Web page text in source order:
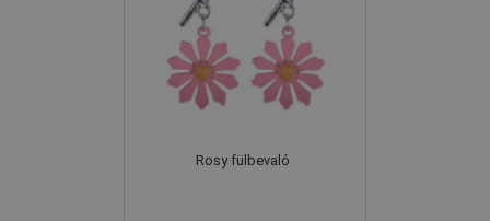
Rosy fülbevaló